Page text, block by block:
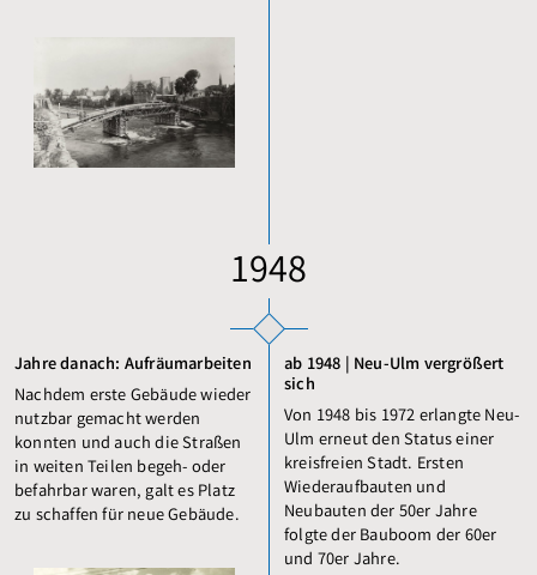
1948
Jahre danach: Aufräumarbeiten
Nachdem erste Gebäude wieder
nutzbar gemacht werden
konnten und auch die Straßen
in weiten Teilen begeh- oder
befahrbar waren, galt es Platz
zu schaffen für neue Gebäude.
ab 1948 | Neu-Ulm vergrößert
sich
Von 1948 bis 1972 erlangte Neu-
Ulm erneut den Status einer
kreisfreien Stadt. Ersten
Wiederaufbauten und
Neubauten der 50er Jahre
folgte der Bauboom der 60er
und 70er Jahre.